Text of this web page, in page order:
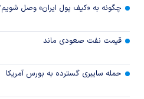
چگونه به «کیف پول ایران» وصل
قیمت نفت صعودی ماند
حمله سایبری گسترده به بورس آمریکا